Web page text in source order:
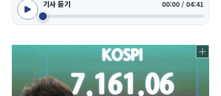
기사 듣기 00:00 / 04:41